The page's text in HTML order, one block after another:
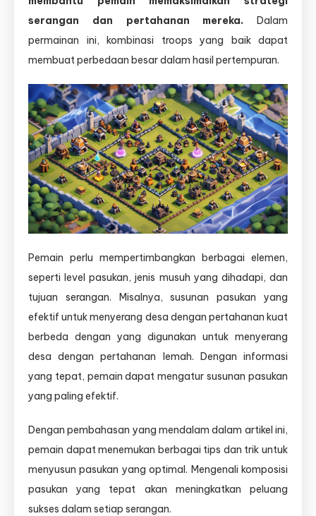
serangan dan pertahanan mereka. Dalam
permainan ini, kombinasi troops yang baik dapat
membuat perbedaan besar dalam hasil pertempuran.
Pemain perlu mempertimbangkan berbagai elemen,
seperti level pasukan, jenis musuh yang dihadapi, dan
tujuan serangan. Misalnya, susunan pasukan yang
efektif untuk menyerang desa dengan pertahanan kuat
berbeda dengan yang digunakan untuk menyerang
desa dengan pertahanan lemah. Dengan informasi
yang tepat, pemain dapat mengatur susunan pasukan
yang paling efektif.
Dengan pembahasan yang mendalam dalam artikel ini,
pemain dapat menemukan berbagai tips dan trik untuk
menyusun pasukan yang optimal. Mengenali komposisi
pasukan yang tepat akan meningkatkan peluang
sukses dalam setiap serangan.